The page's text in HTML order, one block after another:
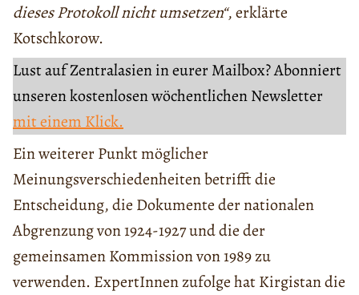
dieses Protokoll nicht umsetzen“, erklärte
Kotschkorow.
Lust auf Zentralasien in eurer Mailbox? Abonniert
unseren kostenlosen wöchentlichen Newsletter
mit einem Klick.
Ein weiterer Punkt möglicher
Meinungsverschiedenheiten betrifft die
Entscheidung, die Dokumente der nationalen
Abgrenzung von 1924-1927 und die der
gemeinsamen Kommission von 1989 zu
verwenden. ExpertInnen zufolge hat Kirgistan die